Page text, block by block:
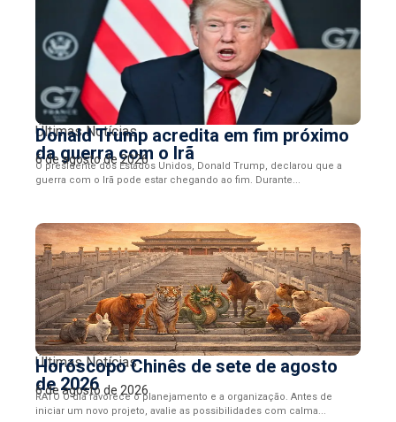
Últimas Notícias
Donald Trump acredita em fim próximo
da guerra com o Irã
6 de agosto de 2026
O presidente dos Estados Unidos, Donald Trump, declarou que a
guerra com o Irã pode estar chegando ao fim. Durante...
Últimas Notícias
Horóscopo Chinês de sete de agosto
de 2026
6 de agosto de 2026
RATO O dia favorece o planejamento e a organização. Antes de
iniciar um novo projeto, avalie as possibilidades com calma...